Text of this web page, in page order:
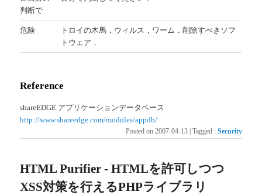
判断で
危険
トロイの木馬，ウィルス，ワーム．削除すべきソフ
トウェア．
Reference
shareEDGE アプリケーションデータベース
http://www.shareedge.com/modules/appdb/
Posted on 2007-04-13 Tagged : Security
HTML Purifier - HTMLを許可しつつ
XSS対策を行えるPHPライブラリ